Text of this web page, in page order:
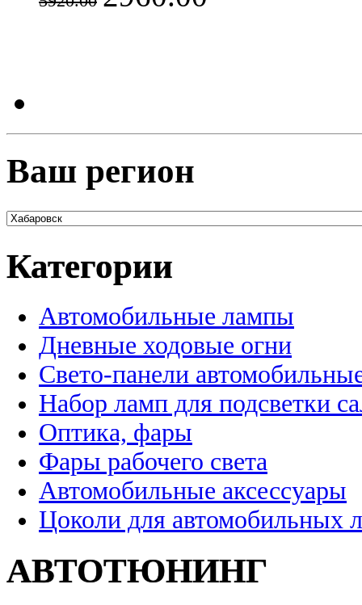
Ваш регион
Категории
Автомобильные лампы
Дневные ходовые огни
Свето-панели
Набор ламп для подсветки
Оптика, фары
Фары рабочего света
Автомобильные аксессуары
Цоколи для автомобильных
АВТОТЮНИНГ